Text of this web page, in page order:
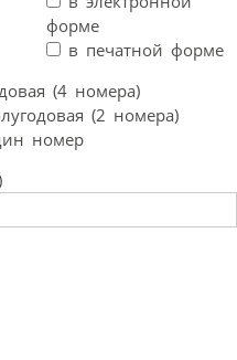
форме
в печатной форме
(4 номера)
(2 номера)
номер